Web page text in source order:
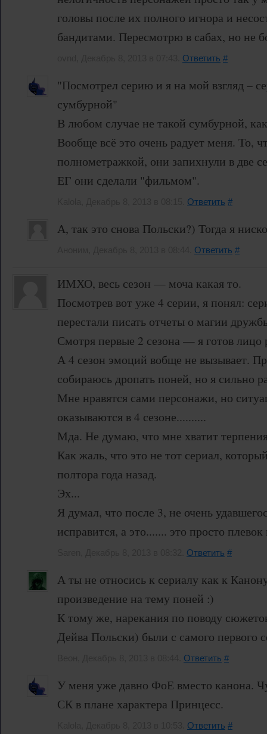
головы после их полного игнора и
бандитами. Пересмотрю в сабах, но не
Ответить #
"Посмотрел серию и я на мой взгляд –
сумбурной"
В любом случае не такой сумбурной,
Вообще всё это очень радует меня. То,
полнометражкой, они запихнули в две
ЕГ они сделали "фильмом".
Ответить #
А, так это снова Польски?) Тогда я
Ответить #
ИМХО, весь сезон — моча какая то.
Посмотрев вот уже 4 серии, я понял:
перестали писать отчеты о магии
Смотря первые 2 сезона — я готов лицо
А 4 сезон эмоций вобще не вызывает.
собираюсь дропать поней, но я сильно
Мне нравятся сами персонажи, но
оказываются в 4 сезоне..........
Мда. Не думаю, что мне хватит
Как жаль, что это не тот сериал,
полтора года назад.
Эх...
Я думал, что после 3, не очень
исправится, а это....... это просто
Ответить #
А ты не относись к сериалу как к
произведение на тему поней :)
К тому же, нарекания по поводу
Дейва Польски) были с самого первого
Ответить #
У меня уже давно ФоЕ вместо канона.
СК в плане характера Принцесс.
Ответить #